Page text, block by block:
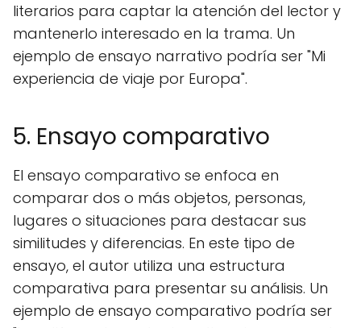
literarios para captar la atención del lector y
mantenerlo interesado en la trama. Un
ejemplo de ensayo narrativo podría ser "Mi
experiencia de viaje por Europa".
5. Ensayo comparativo
El ensayo comparativo se enfoca en
comparar dos o más objetos, personas,
lugares o situaciones para destacar sus
similitudes y diferencias. En este tipo de
ensayo, el autor utiliza una estructura
comparativa para presentar su análisis. Un
ejemplo de ensayo comparativo podría ser